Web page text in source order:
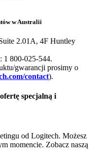
w Australii
2.01A, 4F Huntley
1 800-025-544.
gwarancji prosimy o
contact).
specjalną i
od Logitech. Możesz
momencie. Zobacz naszą